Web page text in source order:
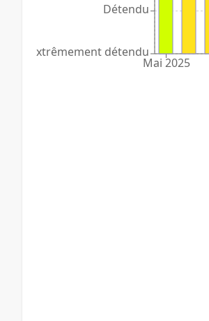
Mai 2025
Extrêmement détendu
Détendu